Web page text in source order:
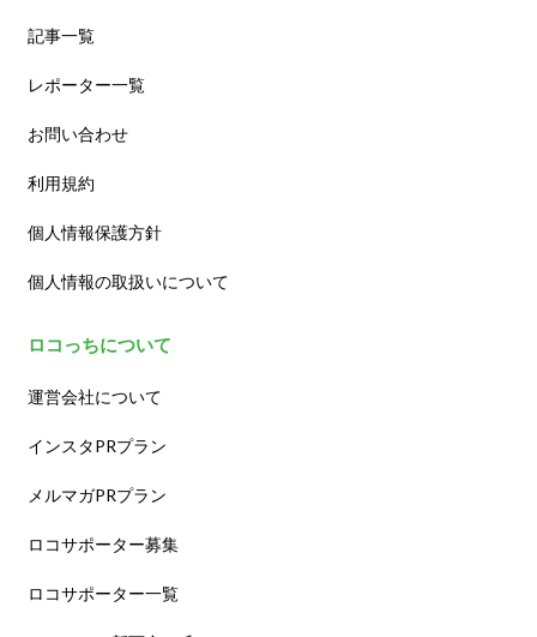
記事一覧
レポーター一覧
お問い合わせ
利用規約
個人情報保護方針
個人情報の取扱いについて
ロコっちについて
運営会社について
インスタPRプラン
メルマガPRプラン
ロコサポーター募集
ロコサポーター一覧